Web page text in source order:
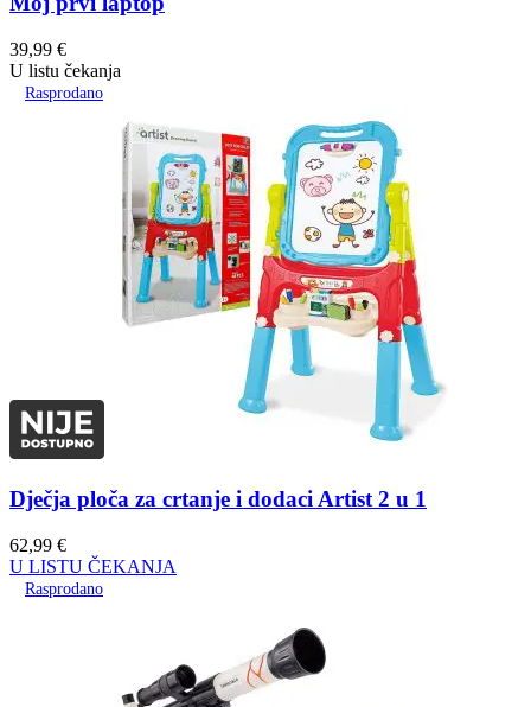
39,99 €
U listu čekanja
Rasprodano
Dječja ploča za crtanje i dodaci Artist 2 u 1
62,99 €
U LISTU ČEKANJA
Rasprodano